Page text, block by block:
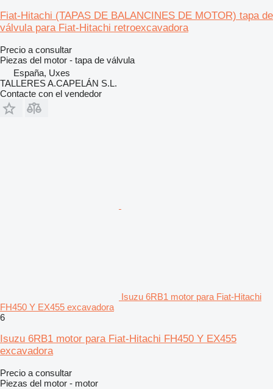
Fiat-Hitachi (TAPAS DE BALANCINES DE MOTOR) tapa de
válvula para Fiat-Hitachi retroexcavadora
Precio a consultar
Piezas del motor - tapa de válvula
España, Uxes
TALLERES A.CAPELÁN S.L.
Contacte con el vendedor
Isuzu 6RB1 motor para Fiat-Hitachi
FH450 Y EX455 excavadora
6
Isuzu 6RB1 motor para Fiat-Hitachi FH450 Y EX455
excavadora
Precio a consultar
Piezas del motor - motor